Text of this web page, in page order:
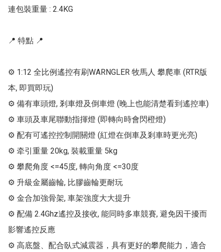
連包裝重量 : 2.4KG
📍 特點 📍
⚙ 1:12 全比例遙控有刷WARNGLER 牧馬人 攀爬車 (RTR版
本, 即買即玩)
⚙ 備有車頭燈, 剎車燈及倒車燈 (晚上也能清楚看到遙控車)
⚙ 車頭及車尾聯動指揮燈 (即轉向時會閃橙燈)
⚙ 配有可遙控控制開關燈 (紅燈在倒車及剎車時更光亮)
⚙ 牵引重量 20kg, 裝載重量 5kg
⚙ 攀爬角度 <=45度, 轉向角度 <=30度
⚙ 升級金屬齒輪, 比膠齒輪更耐玩
⚙ 金合加強骨架, 車架強度大大提升
⚙ 配備 2.4Ghz遙控及接收, 能同時多車競賽, 避免因干擾而
影響遙控反應
⚙ 高底盤、配合臥式減震器，具有更好的攀爬能力，適合